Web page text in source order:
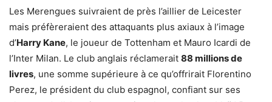
Les Merengues suivraient de près l’aillier de Leicester
mais préfèreraient des attaquants plus axiaux à l’image
d’Harry Kane, le joueur de Tottenham et Mauro Icardi de
l’Inter Milan. Le club anglais réclamerait 88 millions de
livres, une somme supérieure à ce qu’offrirait Florentino
Perez, le président du club espagnol, confiant sur ses